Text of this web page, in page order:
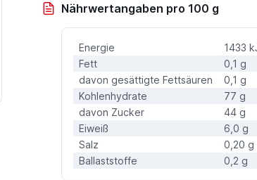
Nährwertangaben pro 100 g
Energie
1433
Fett
0,1 g
davon gesättigte Fettsäuren
0,1 g
Kohlenhydrate
77 g
davon Zucker
44 g
Eiweiß
6,0 g
Salz
0,20 g
Ballaststoffe
0,2 g